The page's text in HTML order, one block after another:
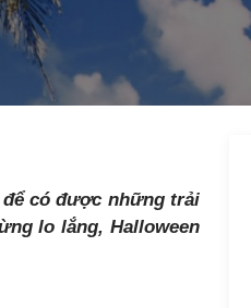
để có được những trải
lo lắng, Halloween